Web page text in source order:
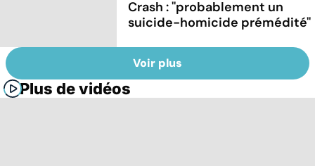
Crash : ''probablement un
suicide-homicide prémédité''
Voir plus
Plus de vidéos